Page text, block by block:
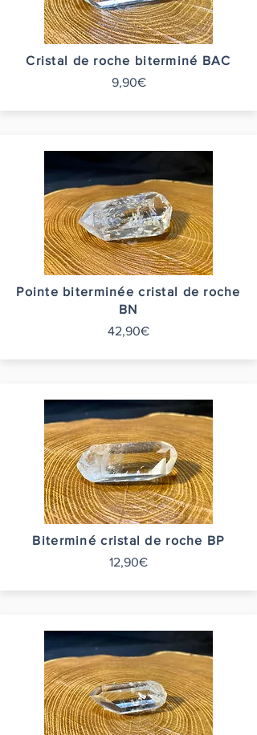
Cristal de roche biterminé BAC
9,90€
Pointe biterminée cristal de roche
BN
42,90€
Biterminé cristal de roche BP
12,90€